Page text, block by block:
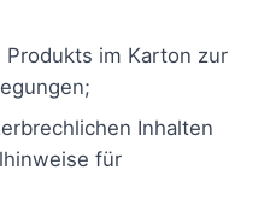
Produkts im Karton zur
Inhalten
für